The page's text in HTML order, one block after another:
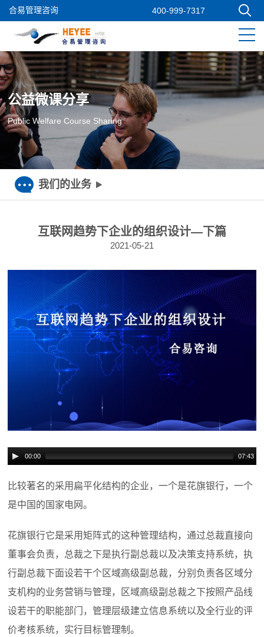
合易管理咨询 400-999-7317
公益微课分享
Public Welfare Course Sharing
我们的业务
互联网趋势下企业的组织设计—下篇
2021-05-21
00:00 07:43
比较著名的采用扁平化结构的企业，一个是花旗银行，一个
是中国的国家电网。
花旗银行它是采用矩阵式的这种管理结构，通过总裁直接向
董事会负责，总裁之下是执行副总裁以及决策支持系统，执
行副总裁下面设若干个区域高级副总裁，分别负责各区域分
支机构的业务营销与管理，区域高级副总裁之下按照产品线
设若干的职能部门，管理层级建立信息系统以及全行业的评
价考核系统，实行目标管理制。